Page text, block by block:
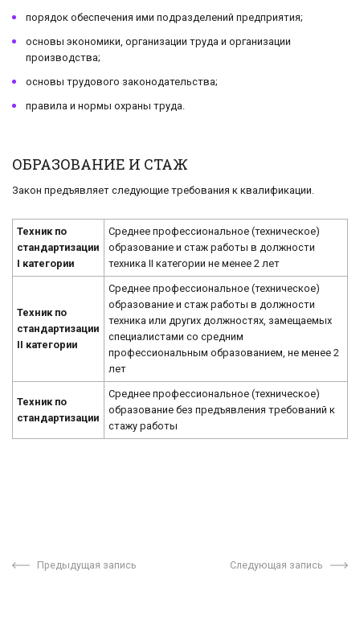
порядок обеспечения ими подразделений предприятия;
основы экономики, организации труда и организации
производства;
основы трудового законодательства;
правила и нормы охраны труда.
ОБРАЗОВАНИЕ И СТАЖ
Закон предъявляет следующие требования к квалификации.
Техник по
стандартизации
I категории
Среднее профессиональное (техническое)
образование и стаж работы в должности
техника II категории не менее 2 лет
Техник по
стандартизации
II категории
Среднее профессиональное (техническое)
образование и стаж работы в должности
техника или других должностях, замещаемых
специалистами со средним
профессиональным образованием, не менее 2
лет
Техник по
стандартизации
Среднее профессиональное (техническое)
образование без предъявления требований к
стажу работы
Предыдущая запись Следующая запись